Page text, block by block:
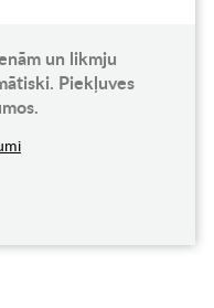
un likmju
Piekļuves